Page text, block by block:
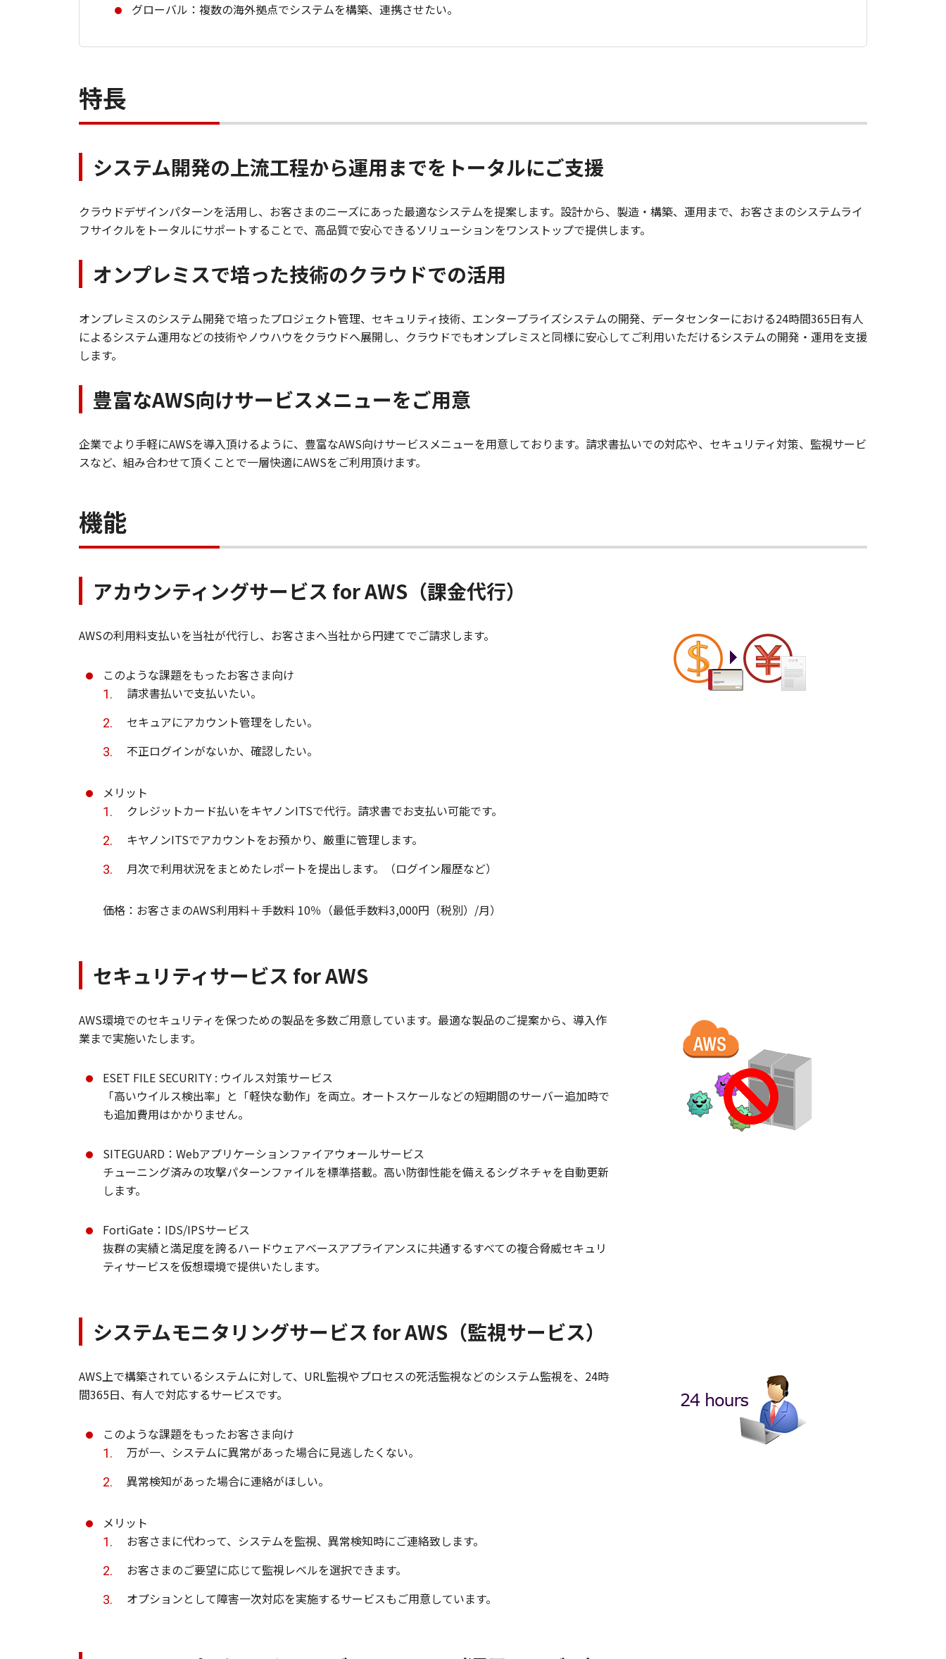
グローバル：複数の海外拠点でシステムを構築、連携させたい。
特長
システム開発の上流工程から運用までをトータルにご支援
クラウドデザインパターンを活用し、お客さまのニーズにあった最適なシステムを提案します。設計から、製造・構築、運用まで、お客さまのシステムライ
フサイクルをトータルにサポートすることで、高品質で安心できるソリューションをワンストップで提供します。
オンプレミスで培った技術のクラウドでの活用
オンプレミスのシステム開発で培ったプロジェクト管理、セキュリティ技術、エンタープライズシステムの開発、データセンターにおける24時間365日有人
によるシステム運用などの技術やノウハウをクラウドへ展開し、クラウドでもオンプレミスと同様に安心してご利用いただけるシステムの開発・運用を支援
します。
豊富なAWS向けサービスメニューをご用意
企業でより手軽にAWSを導入頂けるように、豊富なAWS向けサービスメニューを用意しております。請求書払いでの対応や、セキュリティ対策、監視サービ
スなど、組み合わせて頂くことで一層快適にAWSをご利用頂けます。
機能
アカウンティングサービス for AWS（課金代行）
AWSの利用料支払いを当社が代行し、お客さまへ当社から円建てでご請求します。
このような課題をもったお客さま向け
請求書払いで支払いたい。
セキュアにアカウント管理をしたい。
不正ログインがないか、確認したい。
メリット
クレジットカード払いをキヤノンITSで代行。請求書でお支払い可能です。
キヤノンITSでアカウントをお預かり、厳重に管理します。
月次で利用状況をまとめたレポートを提出します。（ログイン履歴など）
価格：お客さまのAWS利用料＋手数料 10％（最低手数料3,000円（税別）/月）
セキュリティサービス for AWS
AWS環境でのセキュリティを保つための製品を多数ご用意しています。最適な製品のご提案から、導入作
業まで実施いたします。
ESET FILE SECURITY : ウイルス対策サービス
「高いウイルス検出率」と「軽快な動作」を両立。オートスケールなどの短期間のサーバー追加時で
も追加費用はかかりません。
SITEGUARD：Webアプリケーションファイアウォールサービス
チューニング済みの攻撃パターンファイルを標準搭載。高い防御性能を備えるシグネチャを自動更新
します。
FortiGate：IDS/IPSサービス
抜群の実績と満足度を誇るハードウェアベースアプライアンスに共通するすべての複合脅威セキュリ
ティサービスを仮想環境で提供いたします。
システムモニタリングサービス for AWS（監視サービス）
AWS上で構築されているシステムに対して、URL監視やプロセスの死活監視などのシステム監視を、24時
間365日、有人で対応するサービスです。
このような課題をもったお客さま向け
万が一、システムに異常があった場合に見逃したくない。
異常検知があった場合に連絡がほしい。
メリット
お客さまに代わって、システムを監視、異常検知時にご連絡致します。
お客さまのご要望に応じて監視レベルを選択できます。
オプションとして障害一次対応を実施するサービスもご用意しています。